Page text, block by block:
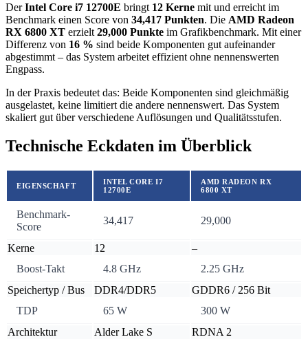
DerIntel Core i7 12700E bringt 12 Kerne mit und erreicht im
Benchmark einen Score von 34,417 Punkten. Die AMD Radeon
RX 6800 XT erzielt 29,000 Punkte im Grafikbenchmark. Mit einer
Differenz von 16 % sind beide Komponenten gut aufeinander
abgestimmt – das System arbeitet effizient ohne nennenswerten
Engpass.
In der Praxis bedeutet das: Beide Komponenten sind gleichmäßig
ausgelastet, keine limitiert die andere nennenswert. Das System
skaliert gut über verschiedene Auflösungen und Qualitätsstufen.
Technische Eckdaten im Überblick
EIGENSCHAFT
INTEL CORE I7
12700E
AMD RADEON RX
6800 XT
Benchmark-
Score
34,417 29,000
Kerne 12
–
Boost-Takt
4.8 GHz
2.25 GHz
Speichertyp / Bus
DDR4/DDR5
GDDR6 / 256 Bit
TDP
65 W
300 W
Architektur
Alder Lake S
RDNA 2